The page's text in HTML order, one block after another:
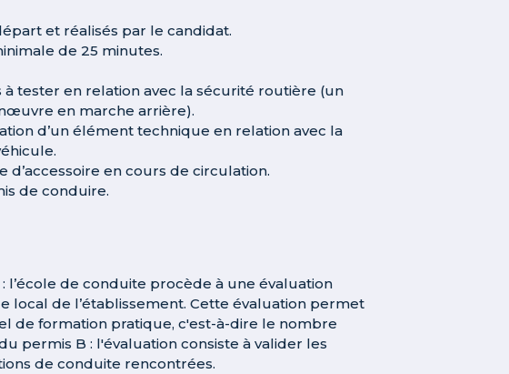
et réalisés par le candidat.
de 25 minutes.
tester en relation avec la sécurité routière (un
en marche arrière).
d’un élément technique en relation avec la
d’accessoire en cours de circulation.
de conduire.
de conduite procède à une évaluation
local de l’établissement. Cette évaluation permet
de formation pratique, c'est-à-dire le nombre
permis B : l'évaluation consiste à valider les
de conduite rencontrées.